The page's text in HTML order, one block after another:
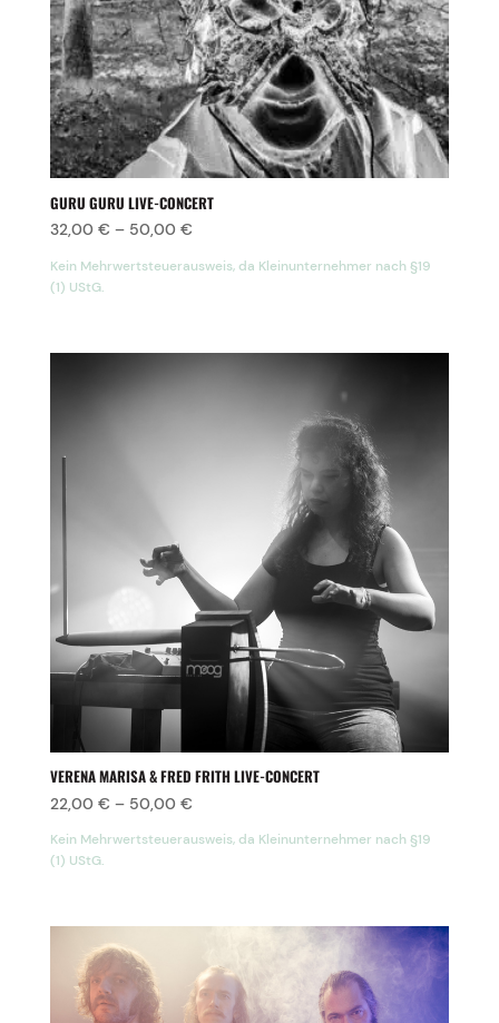
GURU GURU LIVE-CONCERT
32,00 € – 50,00 €
Kein Mehrwertsteuerausweis, da Kleinunternehmer nach §19
(1) UStG.
VERENA MARISA & FRED FRITH LIVE-CONCERT
22,00 € – 50,00 €
Kein Mehrwertsteuerausweis, da Kleinunternehmer nach §19
(1) UStG.